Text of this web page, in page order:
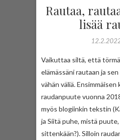
Rautaa,
lisää
Vaikuttaa siltä, että törmäilen omassa
elämässäni rautaan ja
vähän väliä.
raudanpuute vuonna
myös blogiinkin tekstin
ja Siitä puhe, mistä
sittenkään?). Silloin